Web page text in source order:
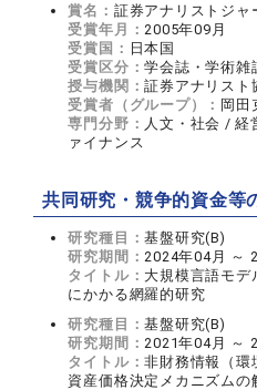
賞名： 証券アナリストジャ
受賞年月： 2005年09月
受賞国： 日本国
受賞区分：学会誌・学術雑
授与機関：証券アナリスト
受賞者（グループ）： 岡田
専門分野： 人文・社会 / 経
ァイナンス
共同研究・競争的資金等
研究種目：基盤研究(B)
研究期間： 2024年04月 ～
タイトル： 大規模言語モデ
にかかる網羅的研究
研究種目：基盤研究(B)
研究期間： 2021年04月 ～
タイトル：非財務情報（環
資産価格決定メカニズムの